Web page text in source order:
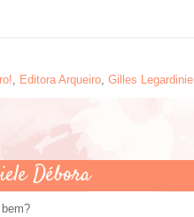
, Editora Arqueiro, Gilles
Débora